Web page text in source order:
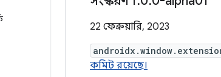
22 ফেব্রুয়ারি, 2023
কমিট রয়েছে।